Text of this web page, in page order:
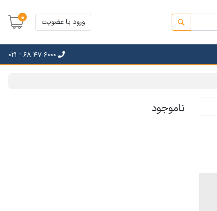
ورود یا عضویت 0
021 - 68 47 6000
ناموجود